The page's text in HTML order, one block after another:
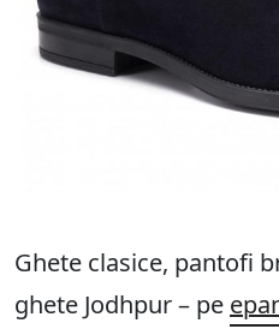
Ghete clasice, pantofi
ghete Jodhpur – pe